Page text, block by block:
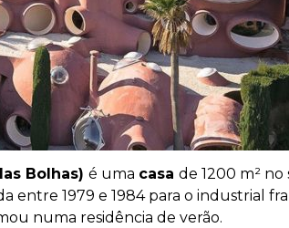
Bolhas) é uma casa de 1200 m² no
entre 1979 e 1984 para o industrial
numa residência de verão.